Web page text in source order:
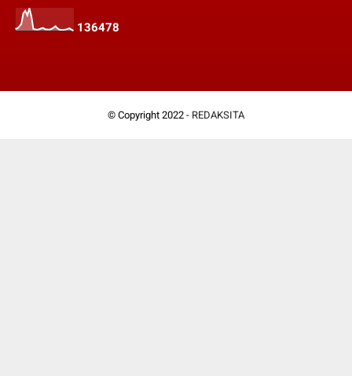
136478
© Copyright 2022 - REDAKSITA